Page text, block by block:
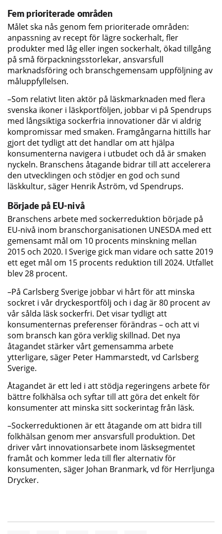
Fem prioriterade områden
Målet ska nås genom fem prioriterade områden:
anpassning av recept för lägre sockerhalt, fler
produkter med låg eller ingen sockerhalt, ökad tillgång
på små förpackningsstorlekar, ansvarsfull
marknadsföring och branschgemensam uppföljning av
måluppfyllelsen.
–Som relativt liten aktör på läskmarknaden med flera
svenska ikoner i läskportföljen, jobbar vi på Spendrups
med långsiktiga sockerfria innovationer där vi aldrig
kompromissar med smaken. Framgångarna hittills har
gjort det tydligt att det handlar om att hjälpa
konsumenterna navigera i utbudet och då är smaken
nyckeln. Branschens åtagande bidrar till att accelerera
den utvecklingen och stödjer en god och sund
läskkultur, säger Henrik Åström, vd Spendrups.
Började på EU-nivå
Branschens arbete med sockerreduktion började på
EU-nivå inom branschorganisationen UNESDA med ett
gemensamt mål om 10 procents minskning mellan
2015 och 2020. I Sverige gick man vidare och satte 2019
ett eget mål om 15 procents reduktion till 2024. Utfallet
blev 28 procent.
–På Carlsberg Sverige jobbar vi hårt för att minska
sockret i vår dryckesportfölj och i dag är 80 procent av
vår sålda läsk sockerfri. Det visar tydligt att
konsumenternas preferenser förändras – och att vi
som bransch kan göra verklig skillnad. Det nya
åtagandet stärker vårt gemensamma arbete
ytterligare, säger Peter Hammarstedt, vd Carlsberg
Sverige.
Åtagandet är ett led i att stödja regeringens arbete för
bättre folkhälsa och syftar till att göra det enkelt för
konsumenter att minska sitt sockerintag från läsk.
–Sockerreduktionen är ett åtagande om att bidra till
folkhälsan genom mer ansvarsfull produktion. Det
driver vårt innovationsarbete inom läsksegmentet
framåt och kommer leda till fler alternativ för
konsumenten, säger Johan Branmark, vd för Herrljunga
Drycker.